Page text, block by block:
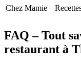
Chez Mamie
FAQ – Tout
restaurant à